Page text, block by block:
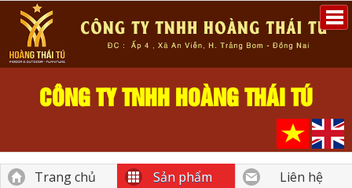
CÔNG TY TNHH HOÀNG THÁI TÚ
Trang chủ Sản phẩm Liên hệ